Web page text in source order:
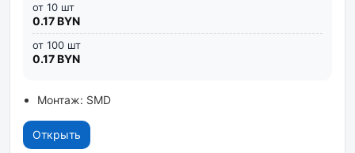
от 10 шт
0.17 BYN
от 100 шт
0.17 BYN
Монтаж: SMD
Открыть